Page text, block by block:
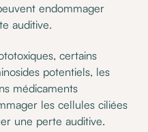
endommager
auditive.
certains
potentiels, les
médicaments
les cellules ciliées
une perte auditive.